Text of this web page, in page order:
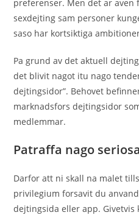
preferenser. Men det ar
sexdejting sam personer
saso har kortsiktiga
Pa grund av det aktuell
det blivit nagot itu nago
dejtingsidor”. Behovet
marknadsfors dejtingsidor
medlemmar.
Patraffa nago
Darfor att ni skall na malet
privilegium forsavit du
dejtingsida eller app.